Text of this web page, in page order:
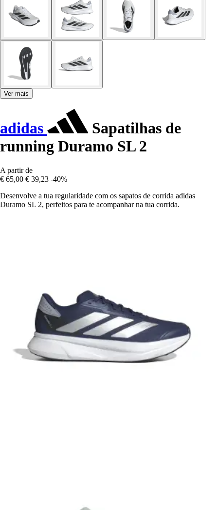
Ver mais
adidas
Sapatilhas de
running Duramo SL 2
A partir de
€ 65,00 € 39,23 -40%
Desenvolve a tua regularidade com os sapatos de corrida adidas
Duramo SL 2, perfeitos para te acompanhar na tua corrida.